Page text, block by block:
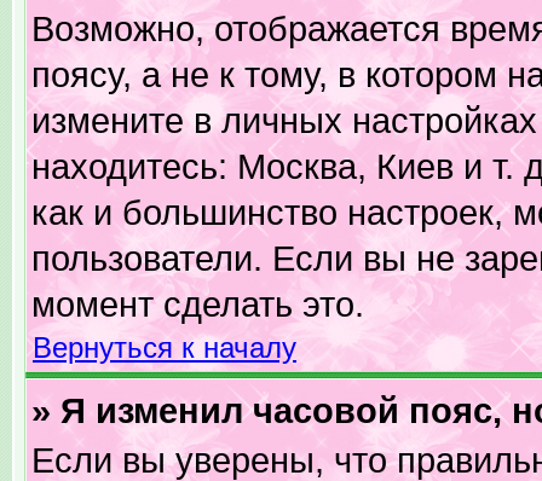
Возможно, отображается
поясу, а не к тому, в котором
измените в личных
находитесь: Москва, Киев и т.
как и большинство настроек,
пользователи. Если вы не
момент сделать это.
Вернуться к началу
» Я изменил часовой пояс,
Если вы уверены, что